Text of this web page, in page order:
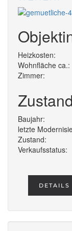
Heizkosten:
Wohnfläche ca.:
Zimmer:
Zustand
Baujahr:
letzte
Zustand:
Verkaufsstatus:
DETAILS